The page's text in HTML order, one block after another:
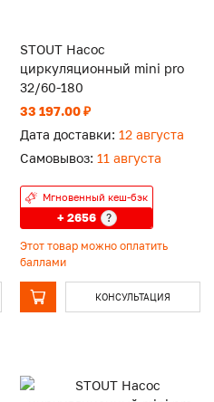
STOUT Насос
циркуляционный mini pro
32/60-180
33 197.00 ₽
Дата доставки: 12 августа
Самовывоз: 11 августа
Мгновенный кеш-бэк
+ 2656 ?
Этот товар можно оплатить
баллами
КОНСУЛЬТАЦИЯ